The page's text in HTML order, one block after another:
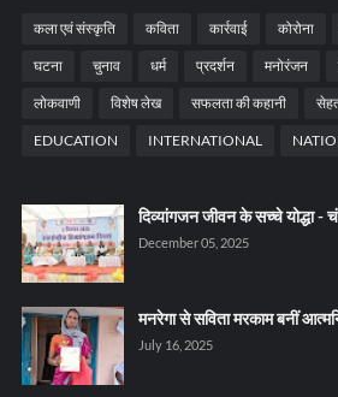
कला एवं संस्कृति कविता कार्रवाई कोरोना
घटना चुनाव धर्म प्रदर्शन मनोरंजन
लोकवाणी विशेष लेख सफलता की कहानी
EDUCATION INTERNATIONAL
दिव्यांगजन जीवन के सच्चे योद्धा -
December 05, 2025
मनरेगा से सविता मरकाम बनीं
July 16, 2025